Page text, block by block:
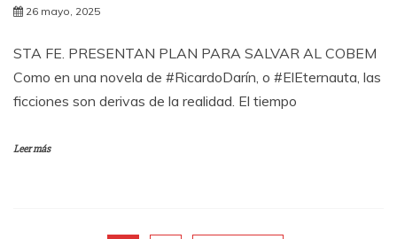
26 mayo, 2025
STA FE. PRESENTAN PLAN PARA SALVAR AL COBEM
Como en una novela de #RicardoDarín, o #ElEternauta, las
ficciones son derivas de la realidad. El tiempo
Leer más